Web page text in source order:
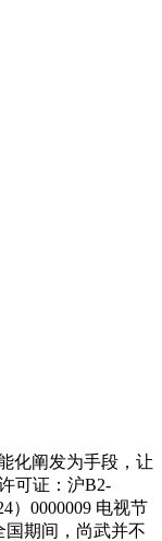
化阐发为手段，让
可证：沪B2-
）0000009 电视节
国期间，尚武并不